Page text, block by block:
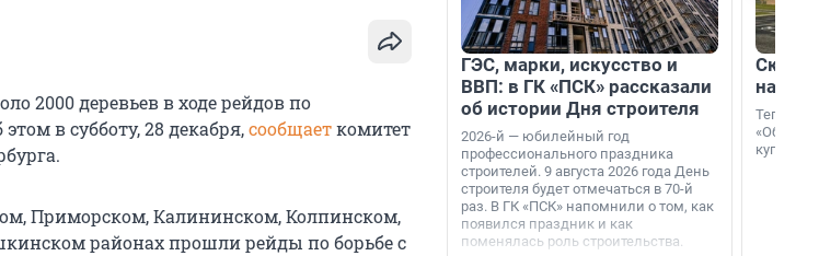
2000 деревьев в ходе рейдов по
в субботу, 28 декабря,сообщаеткомитет
Приморском, Калининском, Колпинском,
районах прошли рейды по борьбе с
ГЭС, марки, искусство и
ВВП: в ГК «ПСК» рассказали
об истории Дня строителя
2026-й — юбилейный год
профессионального праздника
строителей. 9 августа 2026 года День
строителя будет отмечаться в 70-й
раз. В ГК «ПСК» напомнили о том, как
появился праздник и как
поменялась роль строительства.
на
Теперь
купить